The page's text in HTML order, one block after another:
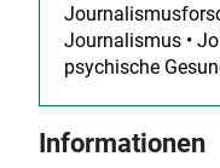
Journalismus •
psychische
Informationen